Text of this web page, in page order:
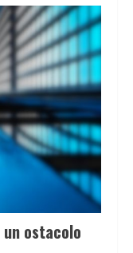
ostacolo